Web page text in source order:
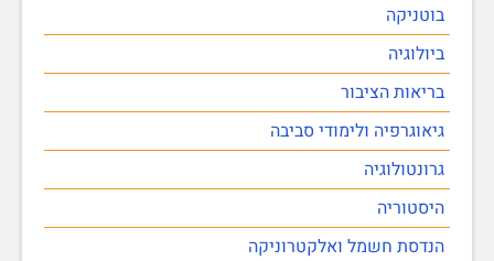
בוטניקה
ביולוגיה
בריאות הציבור
גיאוגרפיה ולימודי סביבה
גרונטולוגיה
היסטוריה
הנדסת חשמל ואלקטרוניקה